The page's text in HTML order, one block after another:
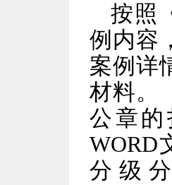
按照
例内容
案例详
材料。
公章
WORD
分级